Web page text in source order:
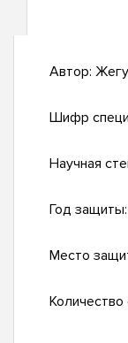
Автор:
Шифр
Научная
Год защиты:
Место
Количество